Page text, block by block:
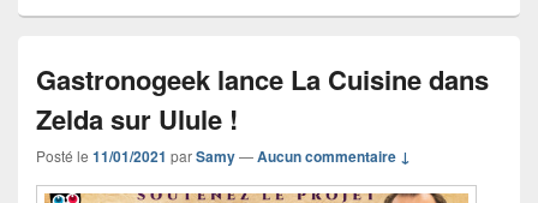
Gastronogeek lance La Cuisine dans
Zelda sur Ulule !
Posté le 11/01/2021 parSamy—Aucun commentaire ↓